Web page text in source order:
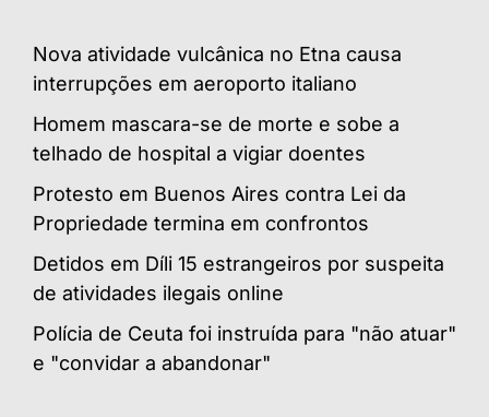
Nova atividade vulcânica no Etna causa
interrupções em aeroporto italiano
Homem mascara-se de morte e sobe a
telhado de hospital a vigiar doentes
Protesto em Buenos Aires contra Lei da
Propriedade termina em confrontos
Detidos em Díli 15 estrangeiros por suspeita
de atividades ilegais online
Polícia de Ceuta foi instruída para "não atuar"
e "convidar a abandonar"